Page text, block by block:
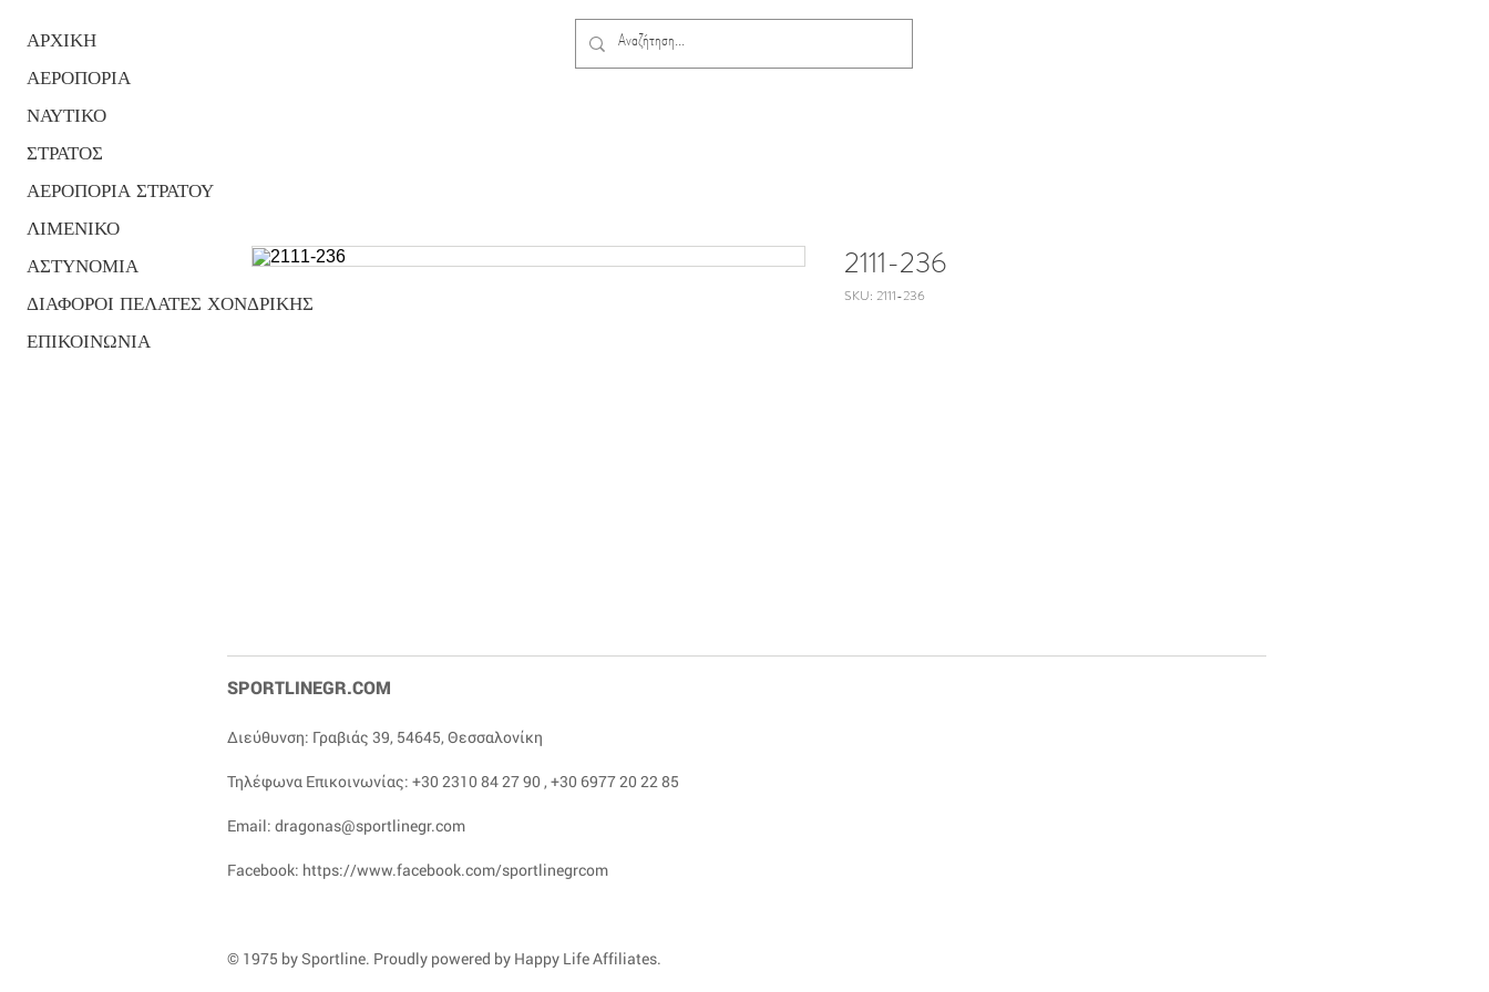
ΑΡΧΙΚΗ
ΑΕΡΟΠΟΡΙΑ
ΝΑΥΤΙΚΟ
ΣΤΡΑΤΟΣ
ΑΕΡΟΠΟΡΙΑ ΣΤΡΑΤΟΥ
ΛΙΜΕΝΙΚΟ
ΑΣΤΥΝΟΜΙΑ
ΔΙΑΦΟΡΟΙ ΠΕΛΑΤΕΣ ΧΟΝΔΡΙΚΗΣ
ΕΠΙΚΟΙΝΩΝΙΑ
2111-236
SKU: 2111-236
SPORTLINEGR.COM
Διεύθυνση: Γραβιάς 39, 54645, Θεσσαλονίκη
Τηλέφωνα Επικοινωνίας: +30 2310 84 27 90 , +30 6977 20 22 85
Email: dragonas@sportlinegr.com
Facebook: https://www.facebook.com/sportlinegrcom
© 1975 by Sportline. Proudly powered by Happy Life Affiliates.